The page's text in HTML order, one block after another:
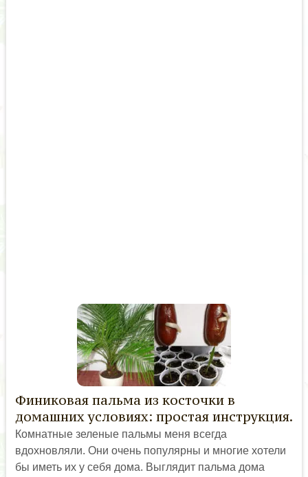
Финиковая пальма из косточки в
домашних условиях: простая инструкция.
Комнатные зеленые пальмы меня всегда
вдохновляли. Они очень популярны и многие хотели
бы иметь их у себя дома. Выглядит пальма дома